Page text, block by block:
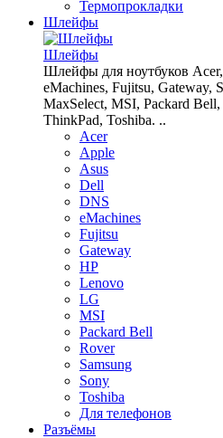
Термопрокладки
Шлейфы
Шлейфы
Шлейфы для ноутбуков
eMachines, Fujitsu, Gateway,
MaxSelect, MSI, Packard Bell,
ThinkPad, Toshiba. ..
Acer
Apple
Asus
Dell
DNS
eMachines
Fujitsu
Gateway
HP
Lenovo
LG
MSI
Packard Bell
Rover
Samsung
Sony
Toshiba
Для телефонов
Разъёмы